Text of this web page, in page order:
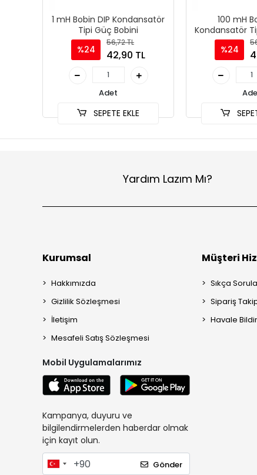
1 mH Bobin DIP Kondansatör
Tipi Güç Bobini
%24
56,72 TL
42,90 TL
Adet
SEPETE EKLE
100 mH
Kondansatör
%24
Yardım Lazım Mı?
Kurumsal
Hakkımızda
Gizlilik Sözleşmesi
İletişim
Mesafeli Satış Sözleşmesi
Mobil Uygulamalarımız
Kampanya, duyuru ve
bilgilendirmelerden haberdar olmak
için kayıt olun.
Gönder
Müşteri
Sıkça
Sipariş
Havale